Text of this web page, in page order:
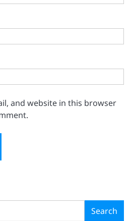
and website in this browser
Search